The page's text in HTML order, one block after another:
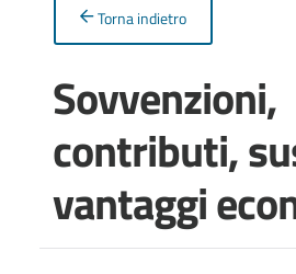
Torna indietro
Sovvenzioni,
contributi,
vantaggi